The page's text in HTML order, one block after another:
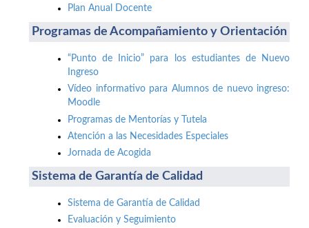
Plan Anual Docente
Programas de Acompañamiento y Orientación
“Punto de Inicio” para los estudiantes de Nuevo
Ingreso
Vídeo informativo para Alumnos de nuevo ingreso:
Moodle
Programas de Mentorías y Tutela
Atención a las Necesidades Especiales
Jornada de Acogida
Sistema de Garantía de Calidad
Sistema de Garantía de Calidad
Evaluación y Seguimiento